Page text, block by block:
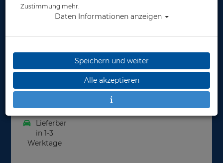
Herstellerpreis: 47,00 €
47,00 €
Lieferbar
in 1-3
Werktage
Zustimmung mehr.
Daten Informationen anzeigen
Speichern und weiter
Alle akzeptieren